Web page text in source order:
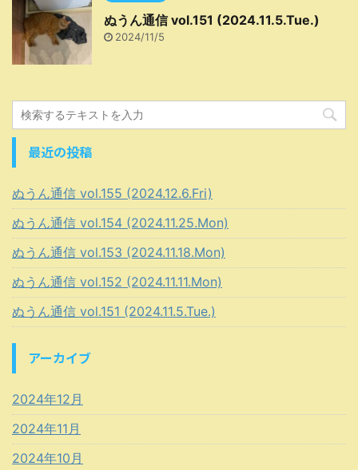
ぬうん通信 vol.151 (2024.11.5.Tue.)
2024/11/5
最近の投稿
ぬうん通信 vol.155 (2024.12.6.Fri)
ぬうん通信 vol.154 (2024.11.25.Mon)
ぬうん通信 vol.153 (2024.11.18.Mon)
ぬうん通信 vol.152 (2024.11.11.Mon)
ぬうん通信 vol.151 (2024.11.5.Tue.)
アーカイブ
2024年12月
2024年11月
2024年10月